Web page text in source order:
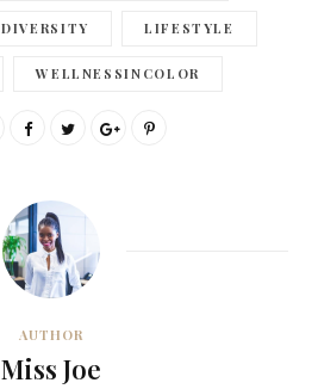
DIVERSITY LIFESTYLE
WELLNESSINCOLOR
AUTHOR
Miss Joe